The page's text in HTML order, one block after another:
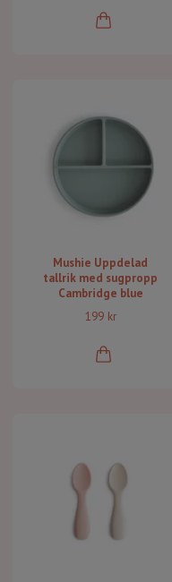
Mushie Uppdelad
tallrik med sugpropp
Cambridge blue
199 kr